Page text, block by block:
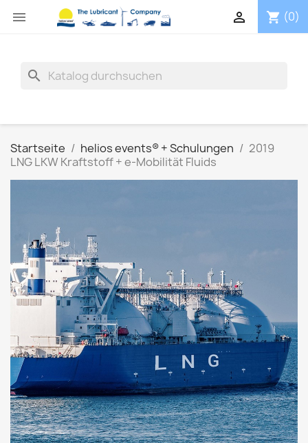
 shopping_cart (0)

search
Startseite helios events® + Schulungen
2019
LNG LKW Kraftstoff + e-Mobilität Fluids